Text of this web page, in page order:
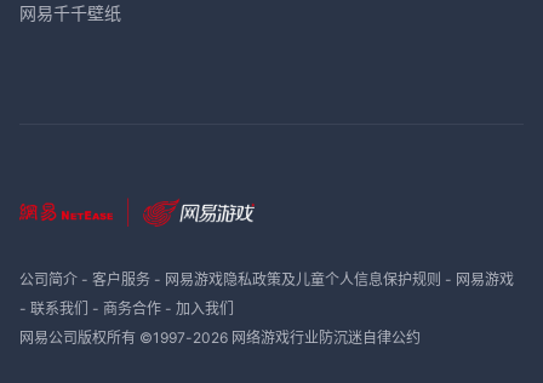
网易千千壁纸
公司简介- 客户服务- 网易游戏隐私政策及儿童个人信息保护规则 - 网易游戏
- 联系我们 - 商务合作- 加入我们
网易公司版权所有 ©1997-2026 网络游戏行业防沉迷自律公约